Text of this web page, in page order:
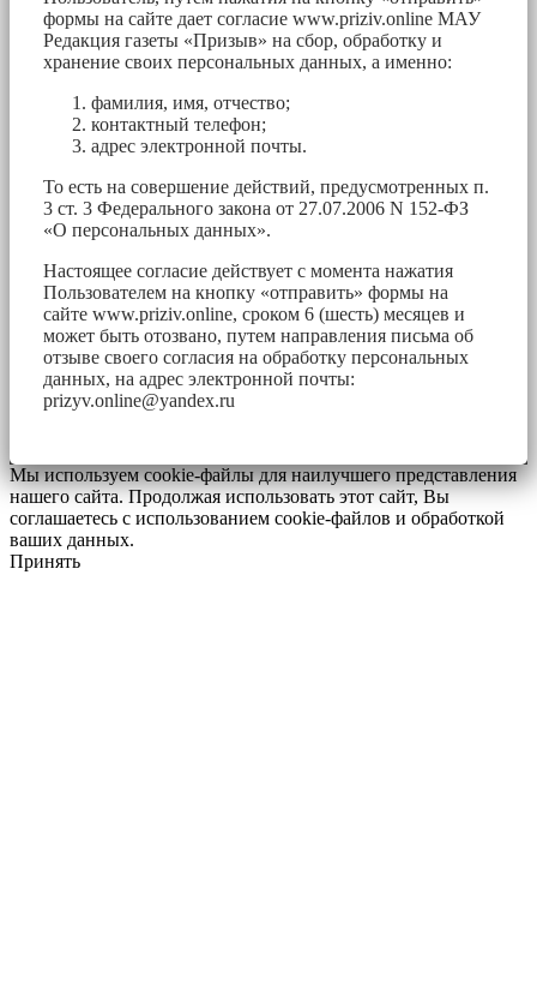
формы на сайте дает согласие www.priziv.online МАУ
Редакция газеты «Призыв» на сбор, обработку и
хранение своих персональных данных, а именно:
фамилия, имя, отчество;
контактный телефон;
адрес электронной почты.
То есть на совершение действий, предусмотренных п.
3 ст. 3 Федерального закона от 27.07.2006 N 152-ФЗ
«О персональных данных».
Настоящее согласие действует с момента нажатия
Пользователем на кнопку «отправить» формы на
сайте www.priziv.online, сроком 6 (шесть) месяцев и
может быть отозвано, путем направления письма об
отзыве своего согласия на обработку персональных
данных, на адрес электронной почты:
prizyv.online@yandex.ru
Мы используем cookie-файлы для наилучшего представления
нашего сайта. Продолжая использовать этот сайт, Вы
соглашаетесь с использованием cookie-файлов и обработкой
ваших данных.
Принять